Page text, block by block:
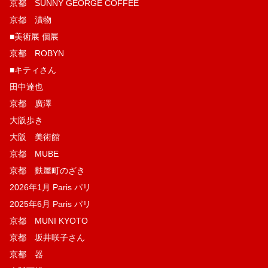
京都 SUNNY GEORGE COFFEE
京都 漬物
■美術展 個展
京都 ROBYN
■キティさん
田中達也
京都 廣澤
大阪歩き
大阪 美術館
京都 MUBE
京都 麩屋町のざき
2026年1月 Paris パリ
2025年6月 Paris パリ
京都 MUNI KYOTO
京都 坂井咲子さん
京都 器